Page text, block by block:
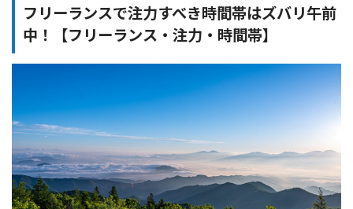
フリーランスで注力すべき時間帯はズバリ午前
中！【フリーランス・注力・時間帯】